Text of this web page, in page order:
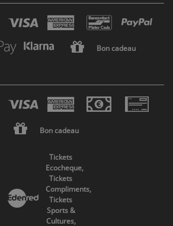
Bon cadeau
Bon cadeau
Tickets
Ecocheque,
Tickets
Compliments,
Tickets
Sports &
Cultures,